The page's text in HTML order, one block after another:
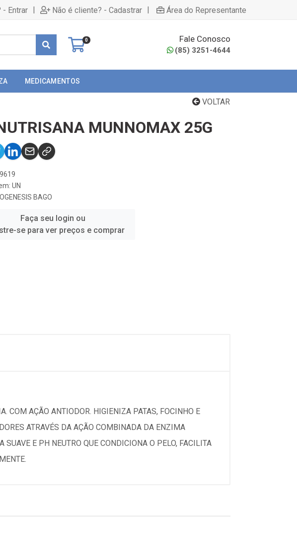
- Entrar | Não é cliente? - Cadastrar | Área do Representante
0 Fale Conosco
(85) 3251-4644
MEDICAMENTOS
VOLTAR
MUNNOMAX 25G
UN
BAGO
Faça seu login ou
se para ver preços e comprar
COM AÇÃO ANTIODOR. HIGIENIZA PATAS, FOCINHO E
ATRAVÉS DA AÇÃO COMBINADA DA ENZIMA
E PH NEUTRO QUE CONDICIONA O PELO, FACILITA